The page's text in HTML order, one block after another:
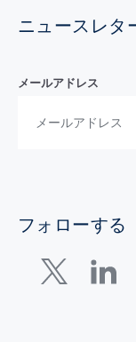
ニュースレタ
メールアドレス
フォローする